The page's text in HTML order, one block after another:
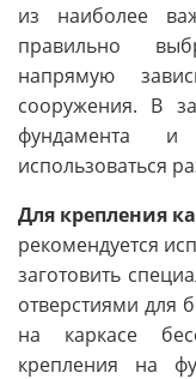
из наиболее
правильно
напрямую
сооружения. В
фундамента и
использоваться
Для крепления
рекомендуется
заготовить
отверстиями для
на каркасе
крепления на